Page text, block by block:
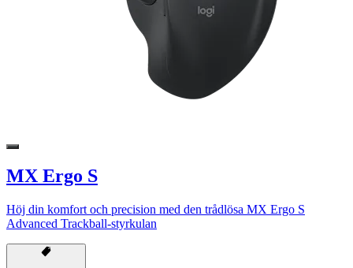
MX Ergo S
Höj din komfort och precision med den trådlösa MX Ergo S
Advanced Trackball-styrkulan